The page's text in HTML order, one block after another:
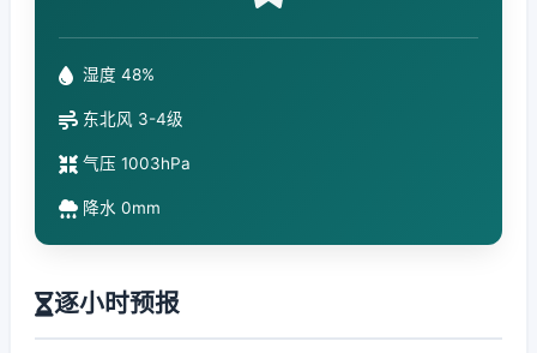
湿度 48%
东北风 3-4级
气压 1003hPa
降水 0mm
逐小时预报